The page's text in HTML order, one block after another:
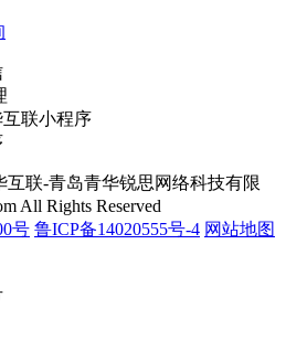
互联-青岛青华锐思网络科技有限
All Rights Reserved
号 鲁ICP备14020555号-4 网站地图